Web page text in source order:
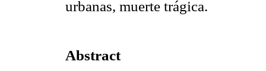
urbanas, muerte trágica.
Abstract